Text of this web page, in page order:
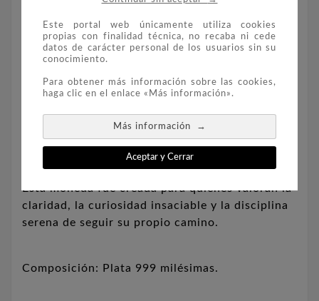
Este portal web únicamente utiliza cookies
propias con finalidad técnica, no recaba ni cede
datos de carácter personal de los usuarios sin su
conocimiento.
Para obtener más información sobre las cookies,
haga clic en el enlace «Más información».
Más información →
Aceptar y Cerrar
forma y nombre a tierras aún por descubrir.
coleccionista puede adentrarse en las
arte de la cartografía histórica plasmado en
plata pura.
Esta moneda fue creada para quienes valoran la
claridad, la curiosidad insaciable y la disciplina
serena de seguir su propio camino.
Composición: Plata 999 milésimas.